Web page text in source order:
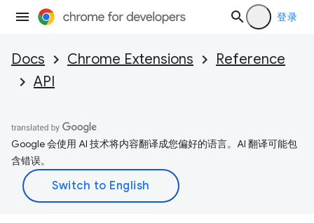
登录
Docs Chrome Extensions
Reference
API
Google 会使用 AI 技术将内容翻译成您偏好的语言。AI 翻译可能包
含错误。